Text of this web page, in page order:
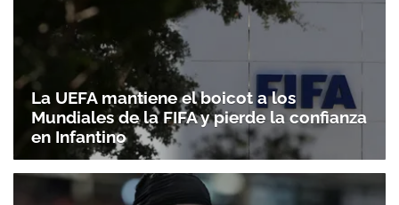
La UEFA mantiene el boicot a los
Mundiales de la FIFA y pierde la confianza
en Infantino